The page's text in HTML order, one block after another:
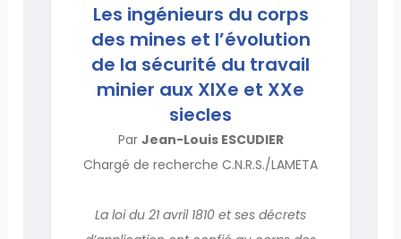
Les ingénieurs du corps
des mines et l’évolution
de la sécurité du travail
minier aux XIXe et XXe
siecles
Par Jean-Louis ESCUDIER
Chargé de recherche C.N.R.S./LAMETA
La loi du 21 avril 1810 et ses décrets